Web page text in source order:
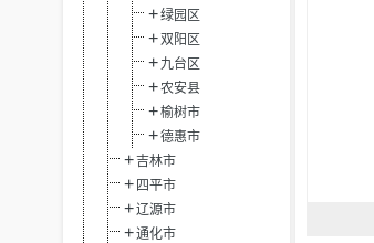
绿园区
双阳区
九台区
农安县
榆树市
德惠市
吉林市
四平市
辽源市
通化市